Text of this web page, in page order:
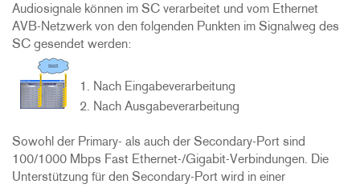
Audiosignale können im SC verarbeitet und vom Ethernet
AVB-Netzwerk von den folgenden Punkten im Signalweg des
SC gesendet werden:
Nach Eingabeverarbeitung
Nach Ausgabeverarbeitung
Sowohl der Primary- als auch der Secondary-Port sind
100/1000 Mbps Fast Ethernet-/Gigabit-Verbindungen. Die
Unterstützung für den Secondary-Port wird in einer